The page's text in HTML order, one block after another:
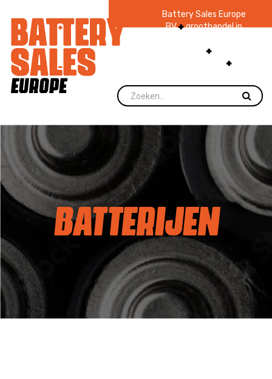
Battery Sales Europe
BV groothandel in
zaklampen Ruim 48
jaar ervaring
voorraad.
BATTERIJEN